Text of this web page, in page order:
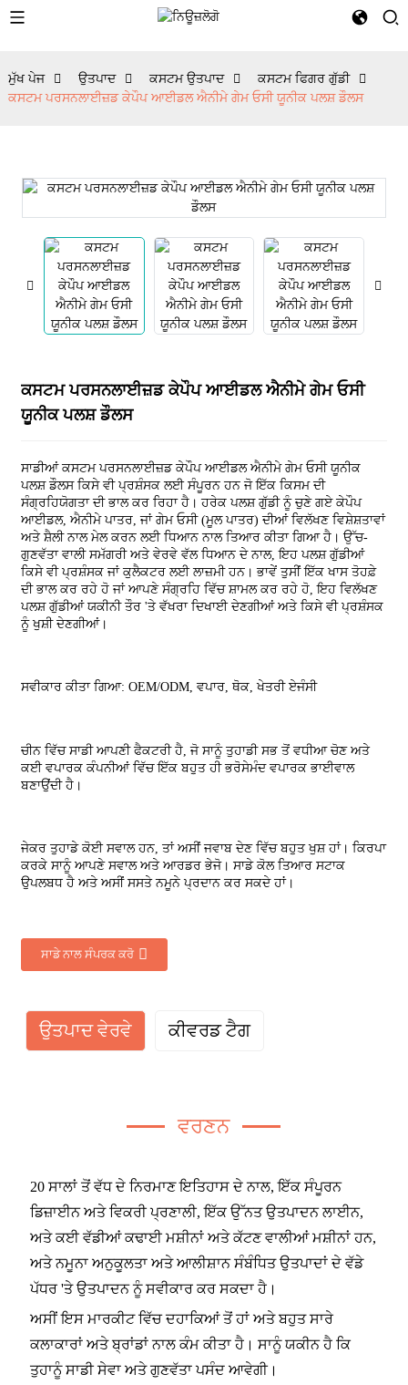
ਮੁੱਖ ਪੇਜ ਉਤਪਾਦ ਕਸਟਮ ਉਤਪਾਦ
ਕਸਟਮ ਫਿਗਰ ਗੁੱਡੀ
ਕਸਟਮ ਪਰਸਨਲਾਈਜ਼ਡ ਕੇਪੌਪ ਆਈਡਲ ਐਨੀਮੇ ਗੇਮ ਓਸੀ ਯੂਨੀਕ ਪਲਸ਼ ਡੌਲਸ
ਕਸਟਮ ਪਰਸਨਲਾਈਜ਼ਡ ਕੇਪੌਪ ਆਈਡਲ ਐਨੀਮੇ ਗੇਮ ਓਸੀ
ਯੂਨੀਕ ਪਲਸ਼ ਡੌਲਸ
ਸਾਡੀਆਂ ਕਸਟਮ ਪਰਸਨਲਾਈਜ਼ਡ ਕੇਪੌਪ ਆਈਡਲ ਐਨੀਮੇ ਗੇਮ ਓਸੀ ਯੂਨੀਕ
ਪਲਸ਼ ਡੌਲਸ ਕਿਸੇ ਵੀ ਪ੍ਰਸ਼ੰਸਕ ਲਈ ਸੰਪੂਰਨ ਹਨ ਜੋ ਇੱਕ ਕਿਸਮ ਦੀ
ਸੰਗ੍ਰਹਿਯੋਗਤਾ ਦੀ ਭਾਲ ਕਰ ਰਿਹਾ ਹੈ। ਹਰੇਕ ਪਲਸ਼ ਗੁੱਡੀ ਨੂੰ ਚੁਣੇ ਗਏ ਕੇਪੌਪ
ਆਈਡਲ, ਐਨੀਮੇ ਪਾਤਰ, ਜਾਂ ਗੇਮ ਓਸੀ (ਮੂਲ ਪਾਤਰ) ਦੀਆਂ ਵਿਲੱਖਣ ਵਿਸ਼ੇਸ਼ਤਾਵਾਂ
ਅਤੇ ਸ਼ੈਲੀ ਨਾਲ ਮੇਲ ਕਰਨ ਲਈ ਧਿਆਨ ਨਾਲ ਤਿਆਰ ਕੀਤਾ ਗਿਆ ਹੈ। ਉੱਚ-
ਗੁਣਵੱਤਾ ਵਾਲੀ ਸਮੱਗਰੀ ਅਤੇ ਵੇਰਵੇ ਵੱਲ ਧਿਆਨ ਦੇ ਨਾਲ, ਇਹ ਪਲਸ਼ ਗੁੱਡੀਆਂ
ਕਿਸੇ ਵੀ ਪ੍ਰਸ਼ੰਸਕ ਜਾਂ ਕੁਲੈਕਟਰ ਲਈ ਲਾਜ਼ਮੀ ਹਨ। ਭਾਵੇਂ ਤੁਸੀਂ ਇੱਕ ਖਾਸ ਤੋਹਫ਼ੇ
ਦੀ ਭਾਲ ਕਰ ਰਹੇ ਹੋ ਜਾਂ ਆਪਣੇ ਸੰਗ੍ਰਹਿ ਵਿੱਚ ਸ਼ਾਮਲ ਕਰ ਰਹੇ ਹੋ, ਇਹ ਵਿਲੱਖਣ
ਪਲਸ਼ ਗੁੱਡੀਆਂ ਯਕੀਨੀ ਤੌਰ 'ਤੇ ਵੱਖਰਾ ਦਿਖਾਈ ਦੇਣਗੀਆਂ ਅਤੇ ਕਿਸੇ ਵੀ ਪ੍ਰਸ਼ੰਸਕ
ਨੂੰ ਖੁਸ਼ੀ ਦੇਣਗੀਆਂ।
ਸਵੀਕਾਰ ਕੀਤਾ ਗਿਆ: OEM/ODM, ਵਪਾਰ, ਥੋਕ, ਖੇਤਰੀ ਏਜੰਸੀ
ਚੀਨ ਵਿੱਚ ਸਾਡੀ ਆਪਣੀ ਫੈਕਟਰੀ ਹੈ, ਜੋ ਸਾਨੂੰ ਤੁਹਾਡੀ ਸਭ ਤੋਂ ਵਧੀਆ ਚੋਣ ਅਤੇ
ਕਈ ਵਪਾਰਕ ਕੰਪਨੀਆਂ ਵਿੱਚ ਇੱਕ ਬਹੁਤ ਹੀ ਭਰੋਸੇਮੰਦ ਵਪਾਰਕ ਭਾਈਵਾਲ
ਬਣਾਉਂਦੀ ਹੈ।
ਜੇਕਰ ਤੁਹਾਡੇ ਕੋਈ ਸਵਾਲ ਹਨ, ਤਾਂ ਅਸੀਂ ਜਵਾਬ ਦੇਣ ਵਿੱਚ ਬਹੁਤ ਖੁਸ਼ ਹਾਂ। ਕਿਰਪਾ
ਕਰਕੇ ਸਾਨੂੰ ਆਪਣੇ ਸਵਾਲ ਅਤੇ ਆਰਡਰ ਭੇਜੋ। ਸਾਡੇ ਕੋਲ ਤਿਆਰ ਸਟਾਕ
ਉਪਲਬਧ ਹੈ ਅਤੇ ਅਸੀਂ ਸਸਤੇ ਨਮੂਨੇ ਪ੍ਰਦਾਨ ਕਰ ਸਕਦੇ ਹਾਂ।
ਸਾਡੇ ਨਾਲ ਸੰਪਰਕ ਕਰੋ
ਉਤਪਾਦ ਵੇਰਵੇ ਕੀਵਰਡ ਟੈਗ
ਵਰਣਨ
20 ਸਾਲਾਂ ਤੋਂ ਵੱਧ ਦੇ ਨਿਰਮਾਣ ਇਤਿਹਾਸ ਦੇ ਨਾਲ, ਇੱਕ ਸੰਪੂਰਨ
ਡਿਜ਼ਾਈਨ ਅਤੇ ਵਿਕਰੀ ਪ੍ਰਣਾਲੀ, ਇੱਕ ਉੱਨਤ ਉਤਪਾਦਨ ਲਾਈਨ,
ਅਤੇ ਕਈ ਵੱਡੀਆਂ ਕਢਾਈ ਮਸ਼ੀਨਾਂ ਅਤੇ ਕੱਟਣ ਵਾਲੀਆਂ ਮਸ਼ੀਨਾਂ ਹਨ,
ਅਤੇ ਨਮੂਨਾ ਅਨੁਕੂਲਤਾ ਅਤੇ ਆਲੀਸ਼ਾਨ ਸੰਬੰਧਿਤ ਉਤਪਾਦਾਂ ਦੇ ਵੱਡੇ
ਪੱਧਰ 'ਤੇ ਉਤਪਾਦਨ ਨੂੰ ਸਵੀਕਾਰ ਕਰ ਸਕਦਾ ਹੈ।
ਅਸੀਂ ਇਸ ਮਾਰਕੀਟ ਵਿੱਚ ਦਹਾਕਿਆਂ ਤੋਂ ਹਾਂ ਅਤੇ ਬਹੁਤ ਸਾਰੇ
ਕਲਾਕਾਰਾਂ ਅਤੇ ਬ੍ਰਾਂਡਾਂ ਨਾਲ ਕੰਮ ਕੀਤਾ ਹੈ। ਸਾਨੂੰ ਯਕੀਨ ਹੈ ਕਿ
ਤੁਹਾਨੂੰ ਸਾਡੀ ਸੇਵਾ ਅਤੇ ਗੁਣਵੱਤਾ ਪਸੰਦ ਆਵੇਗੀ।